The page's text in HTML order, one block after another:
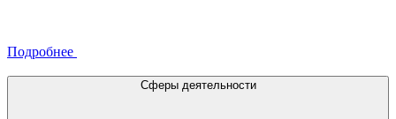
Подробнее
Сферы деятельности